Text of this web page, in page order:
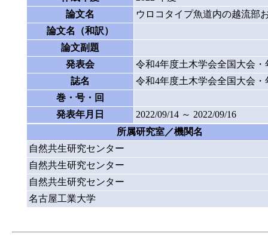
論文名
ウロコタイプ魚道内の越流部
論文名（和訳）
論文副題
発表会
令和4年度土木学会全国大会
誌名
令和4年度土木学会全国大会
巻・号・回
発表年月日
2022/09/14 ～ 2022/09/16
所属研究室／機関名
自然共生研究センター
自然共生研究センター
自然共生研究センター
名古屋工業大学